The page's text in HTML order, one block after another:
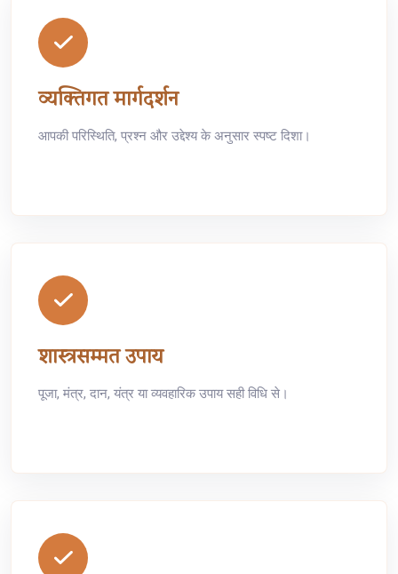
व्यक्तिगत मार्गदर्शन
आपकी परिस्थिति, प्रश्न और उद्देश्य के अनुसार स्पष्ट दिशा।
शास्त्रसम्मत उपाय
पूजा, मंत्र, दान, यंत्र या व्यवहारिक उपाय सही विधि से।